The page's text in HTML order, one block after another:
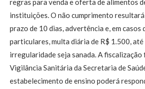
regras para venda e oferta de alimentos
instituições. O não cumprimento
prazo de 10 dias, advertência e, em casos
particulares, multa diária de R$ 1.500, até
irregularidade seja sanada. A fiscalização
Vigilância Sanitária da Secretaria de
estabelecimento de ensino poderá